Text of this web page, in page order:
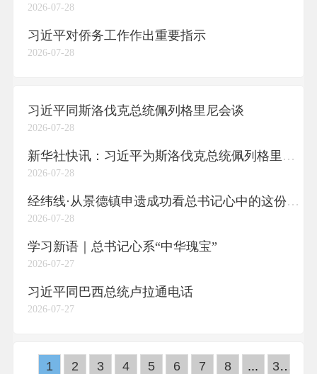
2026-07-28
习近平对侨务工作作出重要指示
2026-07-28
习近平同斯洛伐克总统佩列格里尼会谈
2026-07-28
新华社快讯：习近平为斯洛伐克总统佩列格里尼举行欢迎仪式
2026-07-28
经纬线·从景德镇申遗成功看总书记心中的这份责任
2026-07-28
学习新语｜总书记心系“中华瑰宝”
2026-07-27
习近平同巴西总统卢拉通电话
2026-07-27
1 2 3 4 5 6 7 8 ... 30